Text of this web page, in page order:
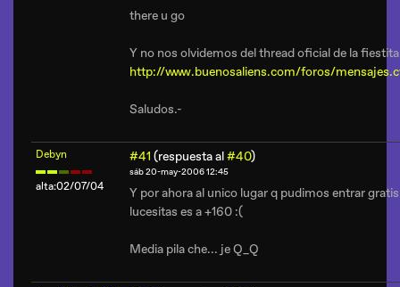
there u go
Y no nos olvidemos del thread oficial de la
http://www.buenosaliens.com/foros/
Saludos.-
Debyn
alta:02/07/04
#41 (respuesta al#40)
sáb 20-may-2006 12:45
Y por ahora al unico lugar q pudimos entrar
lucesitas es a +160 :(
Media pila che... je Q_Q